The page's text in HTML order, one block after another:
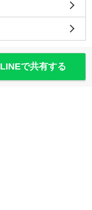
LINEで共有する